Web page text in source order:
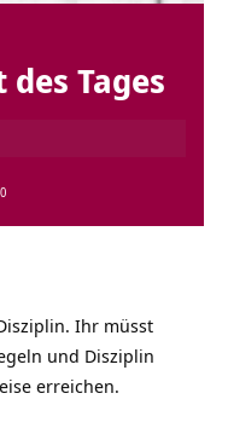
Tages
Ihr müsst
und Disziplin
erreichen.